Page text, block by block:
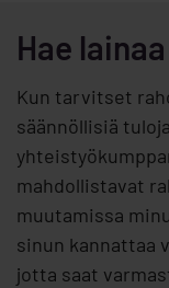
Hae
Kun tarvitset
säännöllisiä
mahdollistavat
muutamissa
sinun kannattaa
jotta saat